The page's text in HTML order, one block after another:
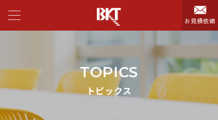
お見積依頼
TOPICS
トピックス